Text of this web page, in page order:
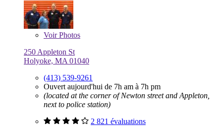
VoirPhotos
250 Appleton St
Holyoke, MA 01040
(413) 539-9261
Ouvert aujourd'hui de 7h am à 7h pm
(located at the corner of Newton street and Appleton,
next to police station)
2 821 évaluations